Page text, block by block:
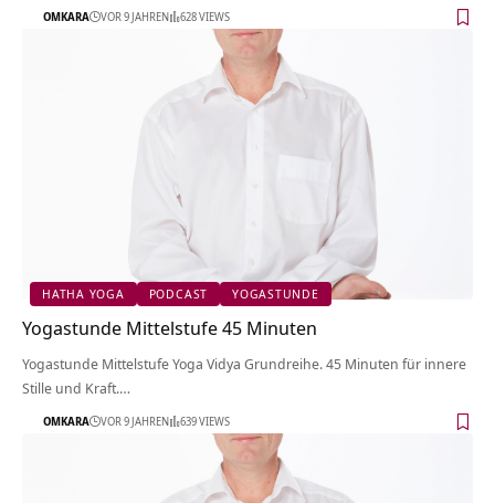
OMKARA VOR 9 JAHREN 628 VIEWS
HATHA YOGA PODCAST YOGASTUNDE
Yogastunde Mittelstufe 45 Minuten
Yogastunde Mittelstufe Yoga Vidya Grundreihe. 45 Minuten für innere
Stille und Kraft.…
OMKARA VOR 9 JAHREN 639 VIEWS